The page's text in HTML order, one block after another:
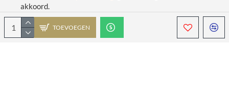
TOEVOEGEN
akkoord.